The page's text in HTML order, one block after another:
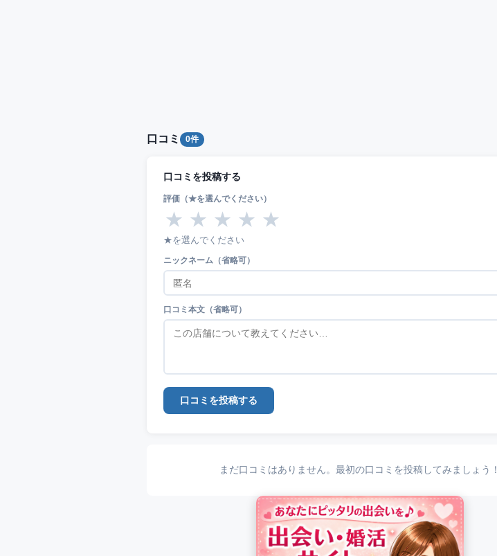
口コミ 0件
口コミを投稿する
評価（★を選んでください）
★ ★ ★ ★ ★
★を選んでください
ニックネーム（省略可）
口コミ本文（省略可）
口コミを投稿する
まだ口コミはありません。最初の口コミを投稿してみましょう！